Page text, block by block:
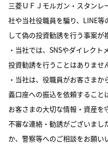
三菱ＵＦＪモルガン・スタンレ
社や当社役職員を騙り、LINE
して偽の投資勧誘を行う事案が
・当社では、SNSやダイレク
投資勧誘を行うことはありませ
・当社は、役職員がお客さま
義口座への振込を依頼すること
お客さまの大切な情報・資産を
不審な連絡・勧誘がございまし
か、警察等へのご相談をお願い